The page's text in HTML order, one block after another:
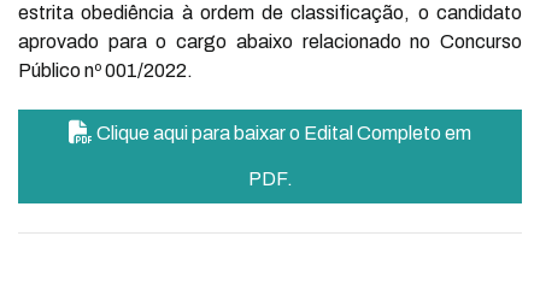
estrita obediência à ordem de classificação, o candidato
aprovado para o cargo abaixo relacionado no Concurso
Público nº 001/2022.
Clique aqui para baixar o Edital Completo em
PDF.